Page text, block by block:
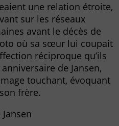
une relation étroite,
sur les réseaux
avant le décès de
où sa sœur lui coupait
réciproque qu’ils
de Jansen,
touchant, évoquant
frère.